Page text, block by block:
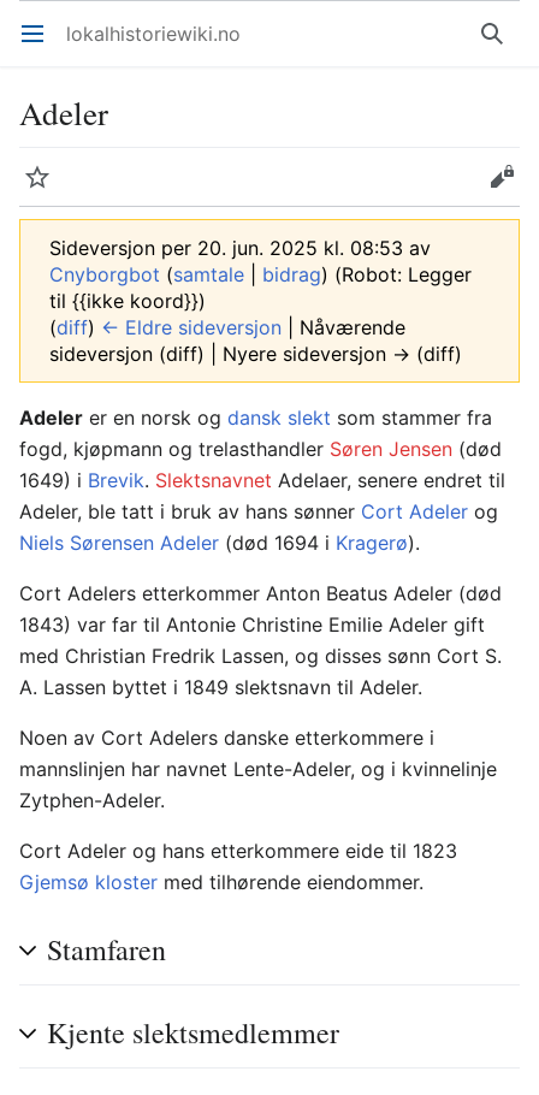
Åpne hovedmenyen lokalhistoriewiki.no Søk
Adeler
Overvåk Rediger
Sideversjon per 20. jun. 2025 kl. 08:53 av
Cnyborgbot (samtale bidrag) (Robot: Legger
til {{ikke koord}})
(diff) ← Eldre sideversjon | Nåværende
sideversjon (diff) | Nyere sideversjon → (diff)
Adeler er en norsk og dansk slekt som stammer fra
fogd, kjøpmann og trelasthandler Søren Jensen (død
1649) i Brevik. Slektsnavnet Adelaer, senere endret til
Adeler, ble tatt i bruk av hans sønner Cort Adeler og
Niels Sørensen Adeler (død 1694 i Kragerø).
Cort Adelers etterkommer Anton Beatus Adeler (død
1843) var far til Antonie Christine Emilie Adeler gift
med Christian Fredrik Lassen, og disses sønn Cort S.
A. Lassen byttet i 1849 slektsnavn til Adeler.
Noen av Cort Adelers danske etterkommere i
mannslinjen har navnet Lente-Adeler, og i kvinnelinje
Zytphen-Adeler.
Cort Adeler og hans etterkommere eide til 1823
Gjemsø kloster med tilhørende eiendommer.
Stamfaren
Kjente slektsmedlemmer